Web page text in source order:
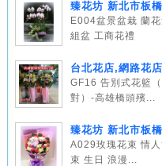
臻花坊 新北市板
E004盆景盆栽 蘭
組盆 工商花禮
台北花店,網路花
GF16 告別式花籃
對）-高雄橋頭殯...
臻花坊 新北市板
A029玫瑰花束 情
束 生日 浪漫...